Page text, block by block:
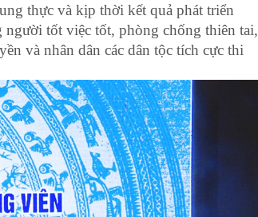
thực và kịp thời kết quả phát triển
tốt việc tốt, phòng chống thiên tai,
và nhân dân các dân tộc tích cực thi